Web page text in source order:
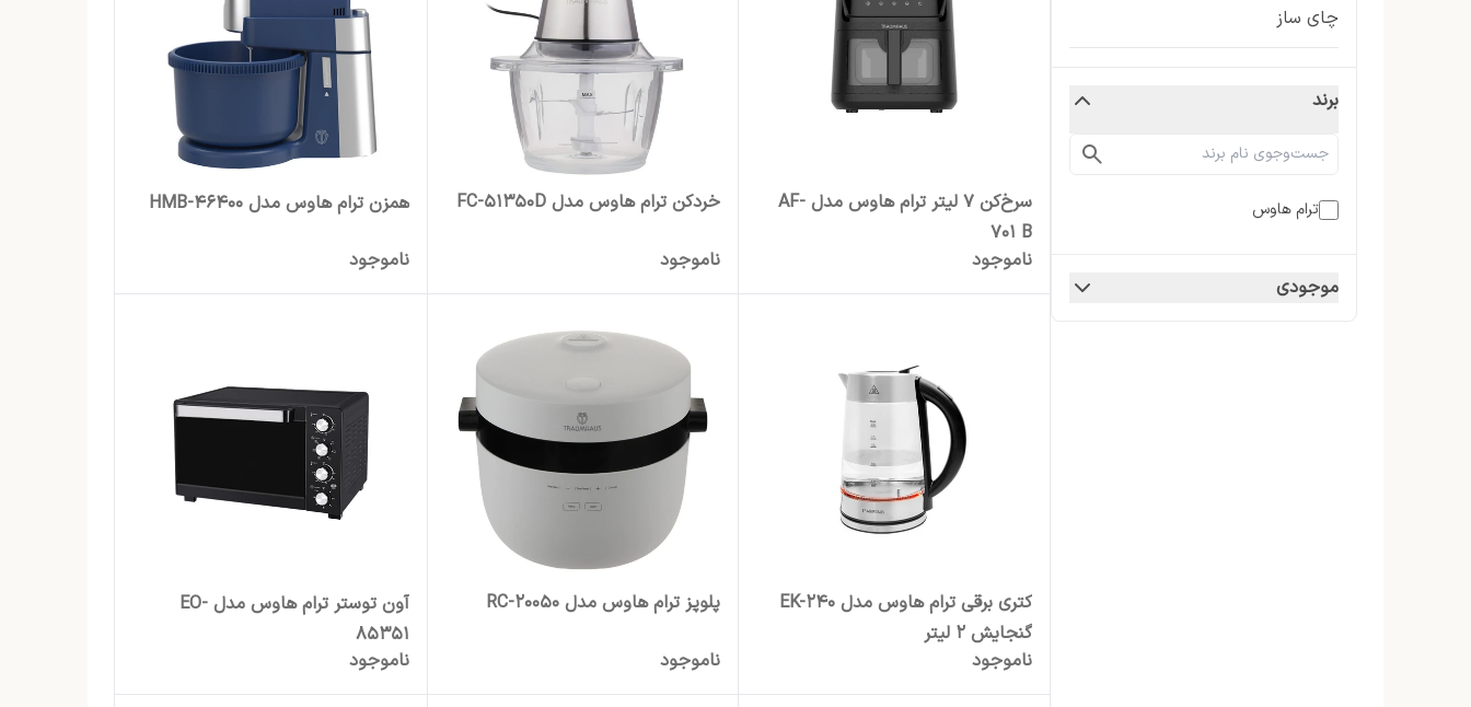
چای ساز
برند
ترام هاوس
موجودی
سرخ‌کن ۷ لیتر ترام هاوس مدل AF-
701 B
ناموجود
خردکن ترام هاوس مدل FC-51350D
ناموجود
همزن ترام هاوس مدل HMB-46400
ناموجود
کتری برقی ترام هاوس مدل EK-240
گنجایش 2 لیتر
ناموجود
پلوپز ترام هاوس مدل RC-20050
ناموجود
آون توستر ترام هاوس مدل EO-
85351
ناموجود